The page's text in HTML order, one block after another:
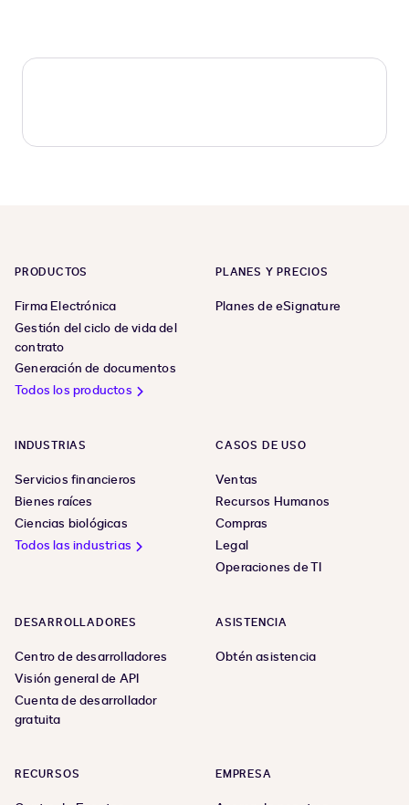
PRODUCTOS
Firma Electrónica
Gestión del ciclo de vida del
contrato
Generación de documentos
Todos los productos
PLANES Y PRECIOS
Planes de eSignature
INDUSTRIAS
Servicios financieros
Bienes raíces
Ciencias biológicas
Todos las industrias
CASOS DE USO
Ventas
Recursos Humanos
Compras
Legal
Operaciones de TI
DESARROLLADORES
Centro de desarrolladores
Visión general de API
Cuenta de desarrollador
gratuita
ASISTENCIA
Obtén asistencia
RECURSOS EMPRESA